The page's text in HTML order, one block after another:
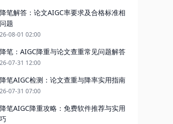
笔解答：论文AIGC率要求及合格标准相
题
08-01 02:00
笔：AIGC降重与论文查重常见问题解答
07-31 12:00
笔AIGC检测：论文查重与降率实用指南
07-31 07:00
笔AIGC降重攻略：免费软件推荐与实用